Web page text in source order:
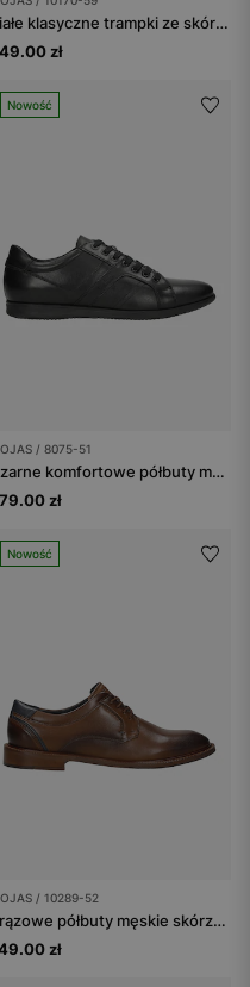
Białe klasyczne trampki ze skóry licowej
zł
Nowość
/ 8075-51
Czarne komfortowe półbuty męskie idealne na co dzień
zł
Nowość
/ 10289-52
Brązowe półbuty męskie skórzane sznurowane
zł